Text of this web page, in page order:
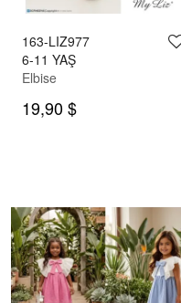
163-LIZ977
6-11 YAŞ
Elbise
19,90 $